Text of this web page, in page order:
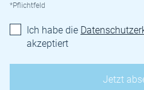
*Pflichtfeld
Ich habe die
akzeptiert